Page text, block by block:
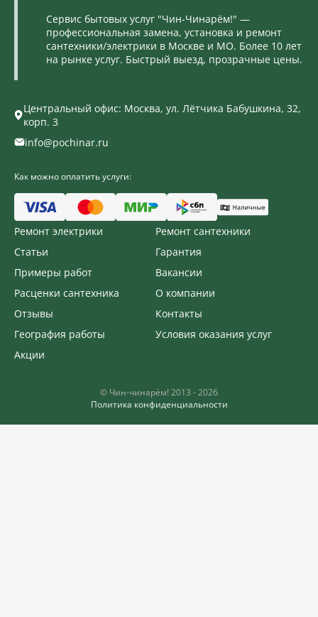
Сервис бытовых услуг "Чин-Чинарём!" —
профессиональная замена, установка и ремонт
сантехники/электрики в Москве и МО. Более 10 лет
на рынке услуг. Быстрый выезд, прозрачные цены.
Ремонт электрики
Ремонт сантехники
Статьи
Гарантия
Примеры работ
Вакансии
Расценки сантехника
О компании
Отзывы
Контакты
География работы
Условия оказания услуг
Акции
Центральный офис: Москва, ул. Лётчика Бабушкина, 32,
корп. 3
info@pochinar.ru
Как можно оплатить услуги:
©️ Чин-чинарём! 2013 - 2026
Политика конфиденциальности